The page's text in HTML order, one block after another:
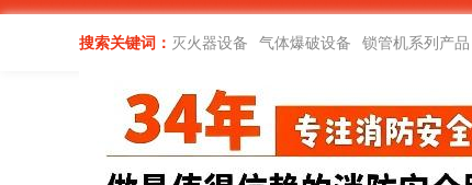
搜索关键词： 灭火器设备 气体爆破设备 锁管机系列产品